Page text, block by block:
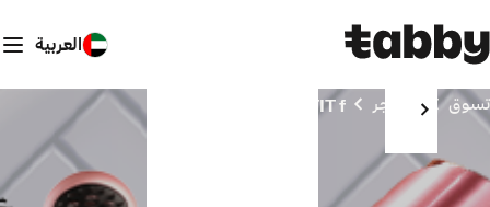
العربية
تسوق المتاجر LAPTIT f